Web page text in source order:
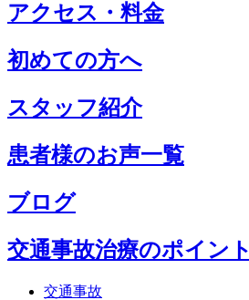
アクセス・料金
初めての方へ
スタッフ紹介
患者様のお声一覧
ブログ
交通事故治療のポイント
交通事故